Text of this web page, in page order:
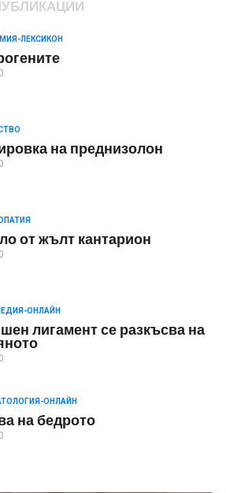
ЛЕКСИКОН
на преднизолон
от жълт кантарион
ОНЛАЙН
лигамент се разкъсва на
ОНЛАЙН
на бедрото